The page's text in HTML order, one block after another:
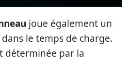
joue également un
le temps de charge.
déterminée par la